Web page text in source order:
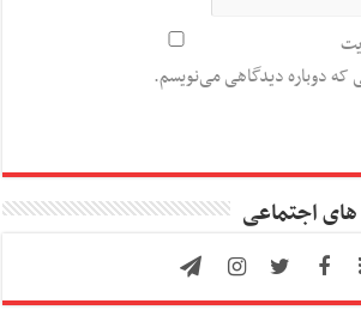
که دوباره دیدگاهی می‌نویسم.
اجتماعی